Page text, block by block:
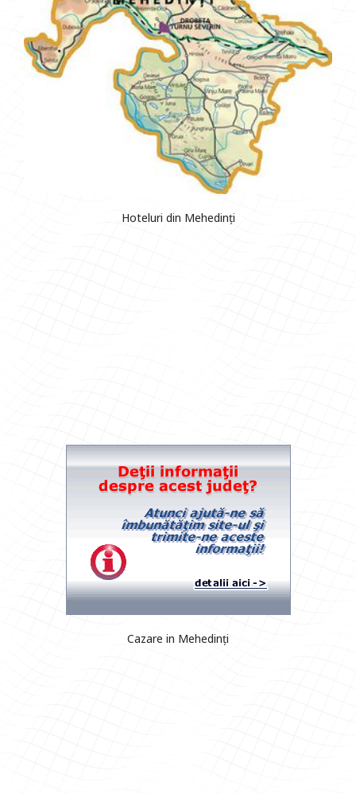
Hoteluri din Mehedinți
Cazare in Mehedinți